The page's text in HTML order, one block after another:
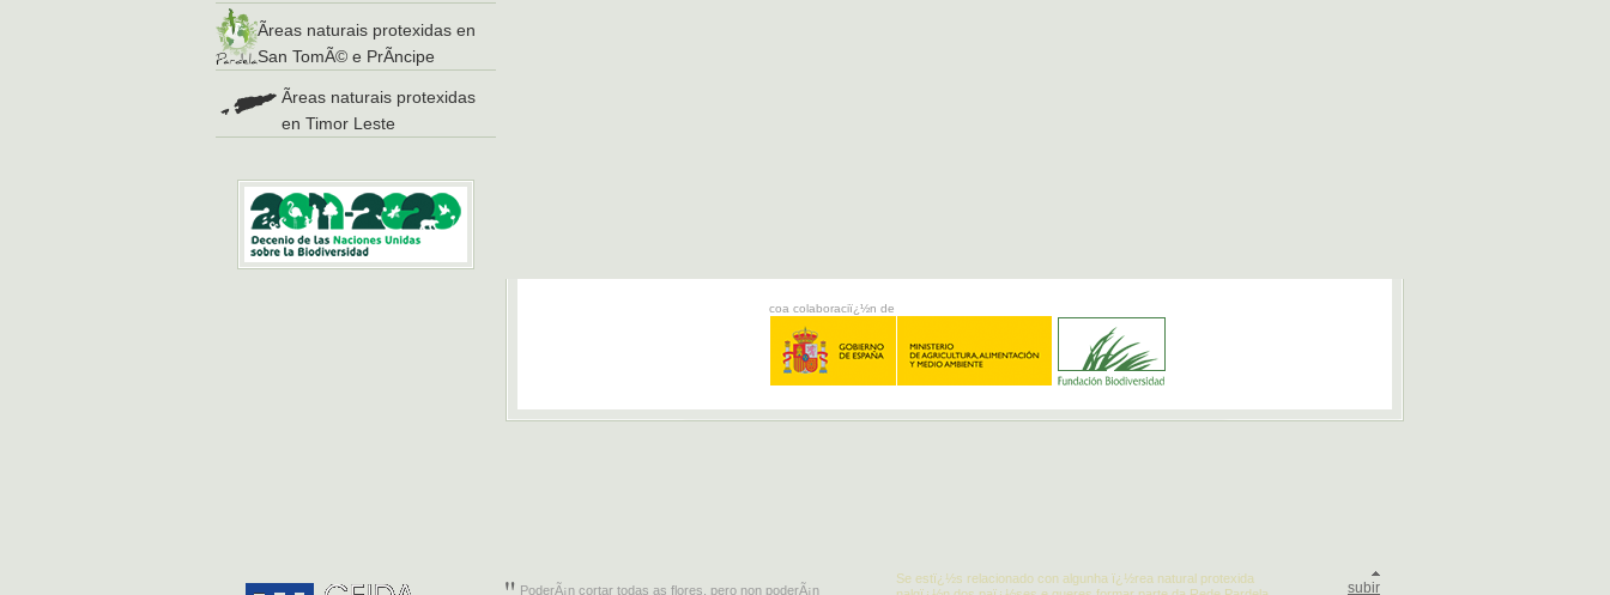
Ãreas naturais protexidas en
San TomÃ© e PrÃ­ncipe
Ãreas naturais protexidas
en Timor Leste
coa colaboraciï¿½n de
PoderÃ¡n cortar todas as flores, pero non poderÃ¡n
Se estï¿½s relacionado con algunha ï¿½rea natural protexida
subir